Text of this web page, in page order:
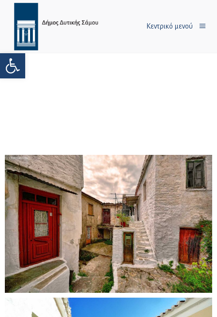
Ανοίξτε τη γραμμή εργαλείων
Κεντρικό μενού